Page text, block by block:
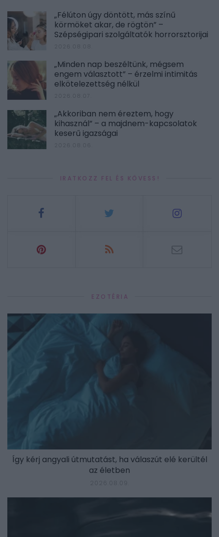
„Félúton úgy döntött, más színű
körmöket akar, de rögtön” –
Szépségipari szolgáltatók horrorsztorijai
„Minden nap beszéltünk, mégsem
engem választott” – érzelmi intimitás
elkötelezettség nélkül
2026.08.07.
„Akkoriban nem éreztem, hogy
kihasznál” – a majdnem-kapcsolatok
keserű igazságai
IRATKOZZ FEL ÉS KÖVESS!
EZOTÉRIA
Így kérj angyali útmutatást, ha válaszút elé kerültél
az életben